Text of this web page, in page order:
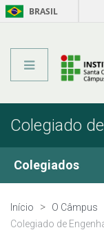
BRASIL
Colegiado
Colegiados
Colegiado do
Início O Câmpus
Colegiado de